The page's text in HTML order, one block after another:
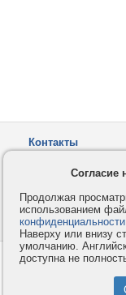
Контакты
Как оплатить
© 2008-
Согласие
Продолжая
использованием
Наверху или внизу
умолчанию.
доступна не